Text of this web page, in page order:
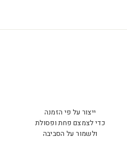
ייצור על פי הזמנה
כדי לצמצם פחת ופסולת
ולשמור על הסביבה